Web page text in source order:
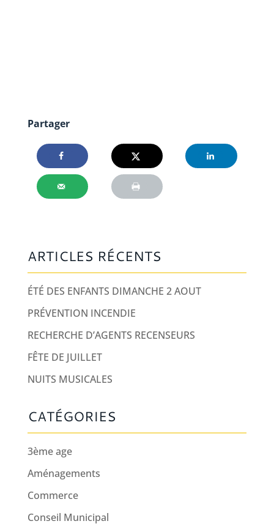
Partager
ARTICLES RÉCENTS
ÉTÉ DES ENFANTS DIMANCHE 2 AOUT
PRÉVENTION INCENDIE
RECHERCHE D’AGENTS RECENSEURS
FÊTE DE JUILLET
NUITS MUSICALES
CATÉGORIES
3ème age
Aménagements
Commerce
Conseil Municipal